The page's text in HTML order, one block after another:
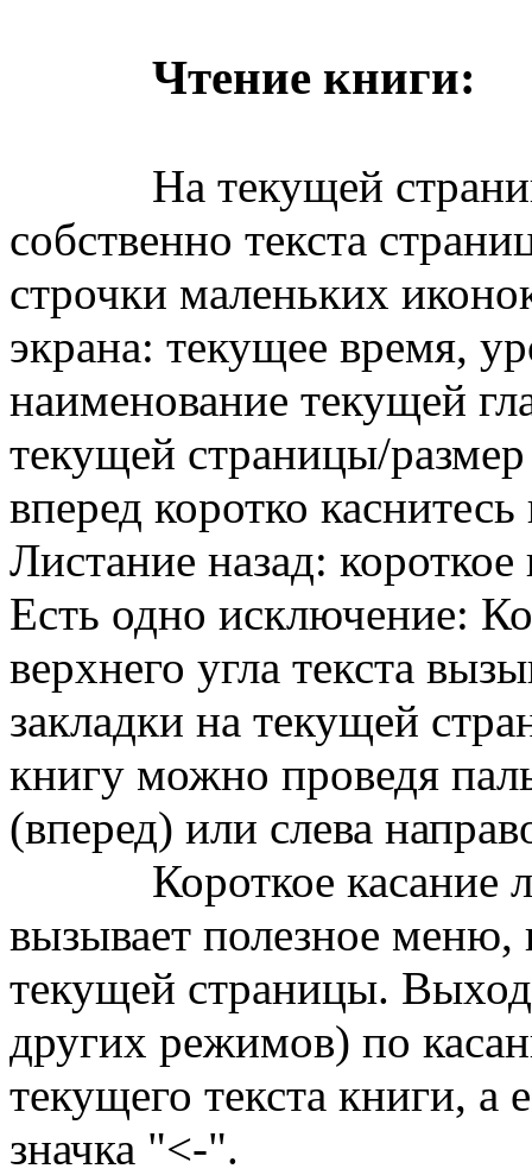
Чтение книги:
На текущей
собственно текста
строчки маленьких
экрана: текущее время,
наименование текущей
текущей страницы/
вперед коротко
Листание назад: короткое
Есть одно исключение:
верхнего угла текста
закладки на текущей
книгу можно проведя
(вперед) или слева
Короткое касание
вызывает полезное
текущей страницы.
других режимов) по
текущего текста книги, а
значка "<-".